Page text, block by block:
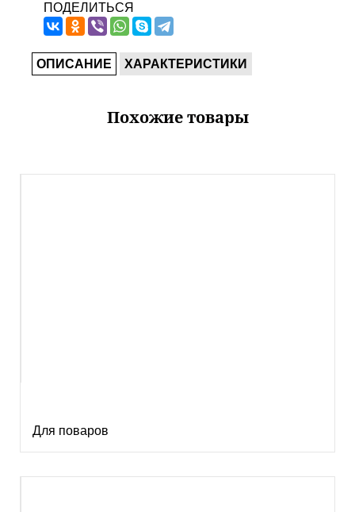
ПОДЕЛИТЬСЯ
ОПИСАНИЕ ХАРАКТЕРИСТИКИ
Похожие товары
Для поваров